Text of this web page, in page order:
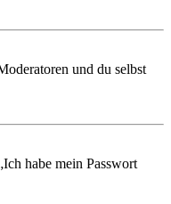
und du selbst
habe mein Passwort